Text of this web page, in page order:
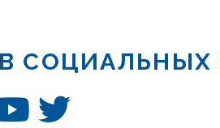
СОЦИАЛЬНЫХ